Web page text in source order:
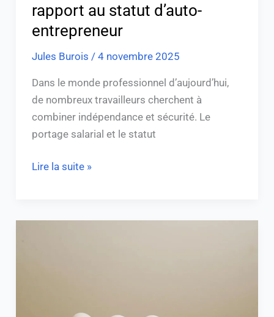
rapport au statut d’auto-
entrepreneur
Jules Burois / 4 novembre 2025
Dans le monde professionnel d’aujourd’hui,
de nombreux travailleurs cherchent à
combiner indépendance et sécurité. Le
portage salarial et le statut
Lire la suite »